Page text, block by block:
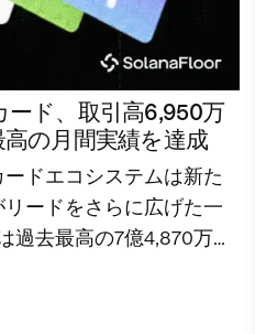
ド、取引高6,950万
の月間実績を達成
ドエコシステムは新た
ードをさらに広げた一
過去最高の7億4,870万ド